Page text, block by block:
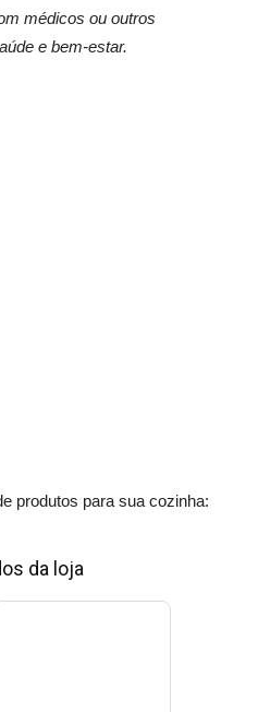
médicos ou outros
e bem-estar.
produtos para sua cozinha:
da loja